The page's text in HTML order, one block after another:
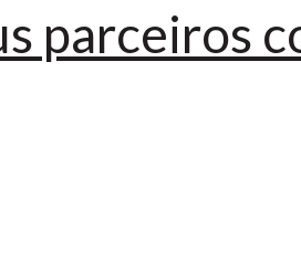
parceiros